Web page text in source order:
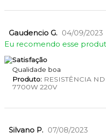
Gaudencio G. 04/09/2023
Eu recomendo esse
Satisfação
Qualidade boa
Produto:RESISTÊNCIA
7700W 220V
Silvano P. 07/08/2023